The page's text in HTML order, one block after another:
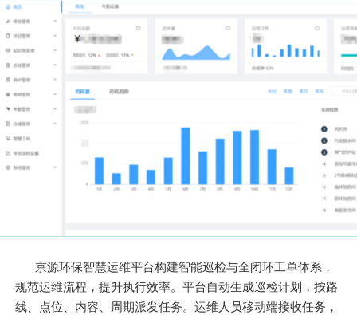
京源环保智慧运维平台构建智能巡检与全闭环工单体系，
规范运维流程，提升执行效率。平台自动生成巡检计划，按路
线、点位、内容、周期派发任务。运维人员移动端接收任务，